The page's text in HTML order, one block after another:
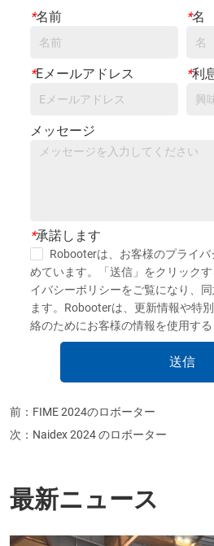
*名前 *名
*Eメールアドレス *利
興
メッセージ
*承諾します
Robooterは、お客様のプライ
めています。「送信」をクリック
イバシーポリシーをご覧になり、
ます。Robooterは、更新情報や特
絡のためにお客様の情報を使用する
送信
前： FIME 2024のロボーター
次： Naidex 2024 のロボーター
最新ニュース